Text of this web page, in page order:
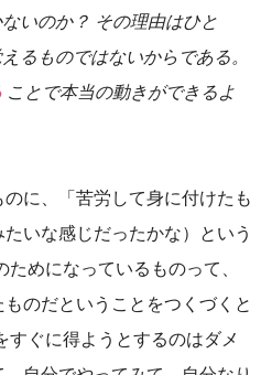
いのか？ その理由はひと
るものではないからである。
ことで本当の動きができるよ
に、「苦労して身に付けたも
いな感じだったかな）という
めになっているものって、
のだということをつくづくと
すぐに得ようとするのはダメ